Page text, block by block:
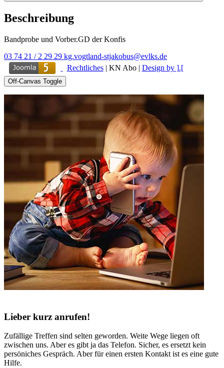
Beschreibung
Bandprobe und Vorber.GD der Konfis
03 74 21 / 2 29 29 kg.vogtland-stjakobus@evlks.de
Rechtliches| KN Abo| Design by ].[
Off-Canvas Toggle
Lieber kurz anrufen!
Zufällige Treffen sind selten geworden. Weite Wege liegen oft
zwischen uns. Aber es gibt ja das Telefon. Sicher, es ersetzt kein
persöniches Gespräch. Aber für einen ersten Kontakt ist es eine gute
Hilfe.